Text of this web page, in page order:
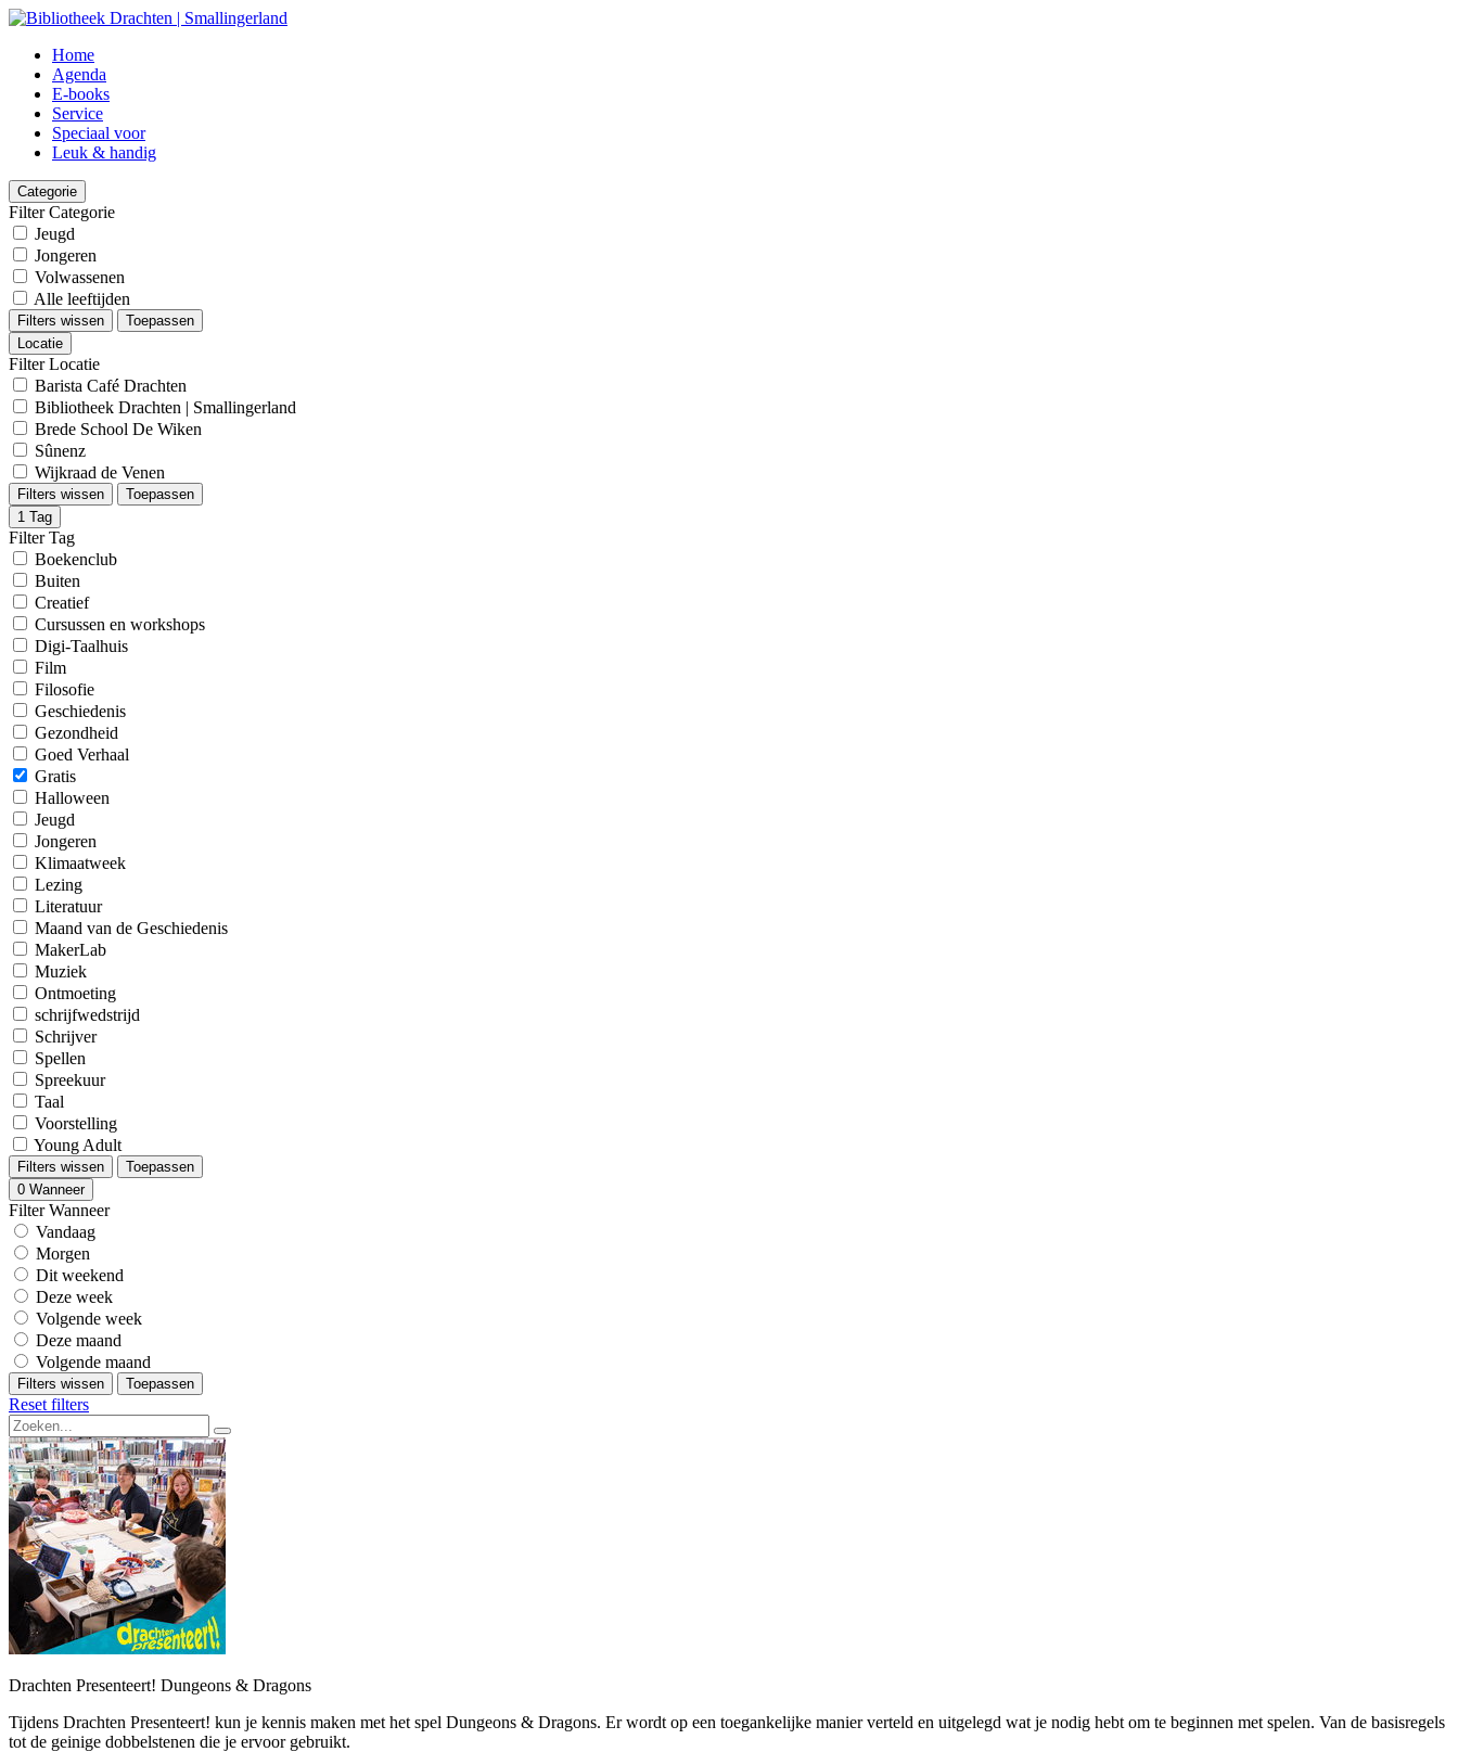
Home
Agenda
E-books
Service
Speciaal voor
Leuk & handig
Categorie
Filter Categorie
Jeugd
Jongeren
Volwassenen
Alle leeftijden
Filters wissen
Toepassen
Locatie
Filter Locatie
Barista Café Drachten
Bibliotheek Drachten | Smallingerland
Brede School De Wiken
Sûnenz
Wijkraad de Venen
Filters wissen
Toepassen
1 Tag
Filter Tag
Boekenclub
Buiten
Creatief
Cursussen en workshops
Digi-Taalhuis
Film
Filosofie
Geschiedenis
Gezondheid
Goed Verhaal
Gratis
Halloween
Jeugd
Jongeren
Klimaatweek
Lezing
Literatuur
Maand van de Geschiedenis
MakerLab
Muziek
Ontmoeting
schrijfwedstrijd
Schrijver
Spellen
Spreekuur
Taal
Voorstelling
Young Adult
Filters wissen
Toepassen
0 Wanneer
Filter Wanneer
Vandaag
Morgen
Dit weekend
Deze week
Volgende week
Deze maand
Volgende maand
Filters wissen Toepassen
Reset filters
Drachten Presenteert! Dungeons & Dragons
Tijdens Drachten Presenteert! kun je kennis maken met het spel Dungeons & Dragons. Er wordt op een toegankelijke manier verteld en uitgelegd wat je nodig hebt om te beginnen met spelen. Van de basisregels
tot de geinige dobbelstenen die je ervoor gebruikt.